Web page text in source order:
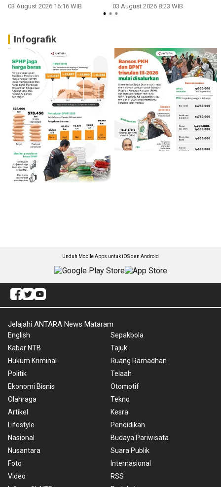
03 August 2026 16:16 WIB 03 August 2026 8:23 WIB
Infografik
Unduh Mobile Apps untuk iOS dan Android
Jelajahi ANTARA News Mataram
English
Kabar NTB
Hukum Kriminal
Politik
Ekonomi Bisnis
Olahraga
Artikel
Lifestyle
Nasional
Nusantara
Foto
Video
Sepakbola
Tajuk
Ruang Ramadhan
Telaah
Otomotif
Tekno
Kesra
Pendidikan
Budaya Pariwisata
Suara Publik
Internasional
RSS